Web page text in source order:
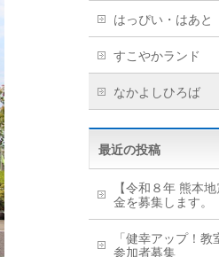
はっぴい・はあと
すこやかランド
なかよしひろば
最近の投稿
【令和８年 熊本
金を募集します。
「健幸アップ！教
参加者募集